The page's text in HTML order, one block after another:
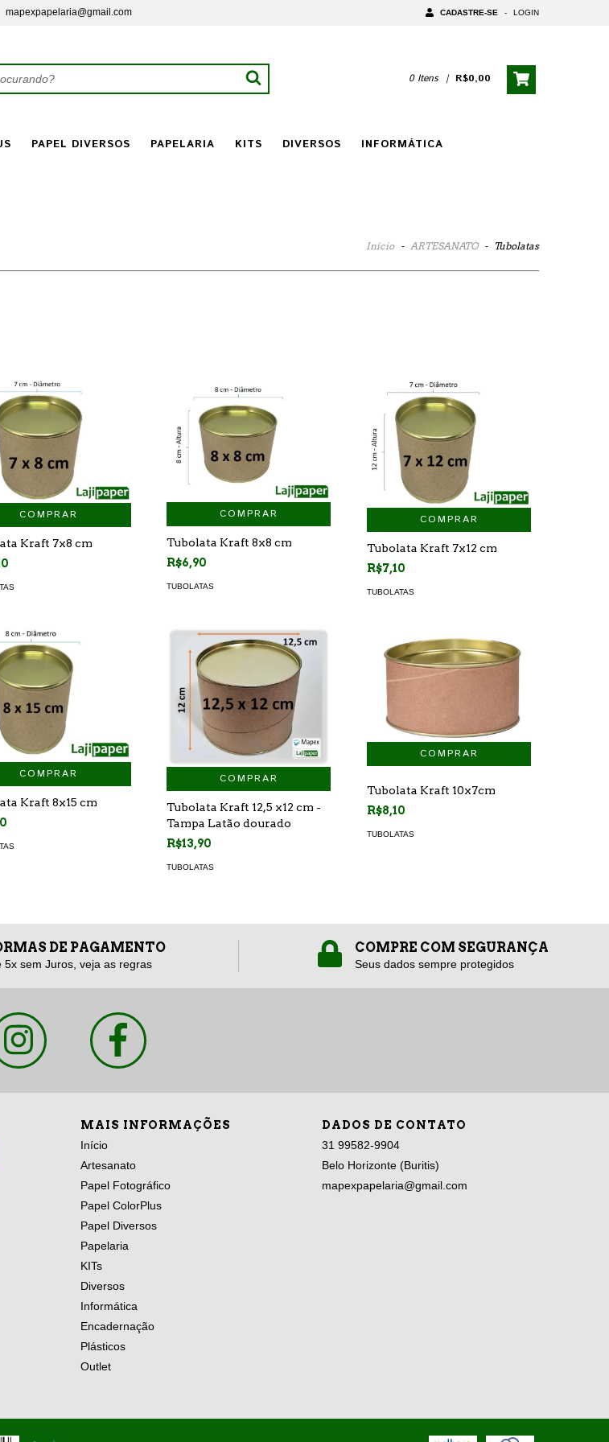
mapexpapelaria@gmail.com CADASTRE-SE - LOGIN
0 Itens | R$0,00
PAPEL DIVERSOS PAPELARIA KITS DIVERSOS
INFORMÁTICA
Início - ARTESANATO - Tubolatas
COMPRAR
Kraft 7x8 cm
COMPRAR
Tubolata Kraft 8x8 cm
R$6,90
TUBOLATAS
COMPRAR
Tubolata Kraft 7x12 cm
R$7,10
TUBOLATAS
COMPRAR
Kraft 8x15 cm
COMPRAR
Tubolata Kraft 12,5 x12 cm -
Tampa Latão dourado
R$13,90
TUBOLATAS
Tubolata Kraft 10x7cm
R$8,10
TUBOLATAS
DE PAGAMENTO
5x sem Juros, veja as regras
COMPRE COM SEGURANÇA
Seus dados sempre protegidos
MAIS INFORMAÇÕES
Início
Artesanato
Papel Fotográfico
Papel ColorPlus
Papel Diversos
Papelaria
KITs
Diversos
Informática
Encadernação
Plásticos
Outlet
DADOS DE CONTATO
31 99582-9904
Belo Horizonte (Buritis)
mapexpapelaria@gmail.com